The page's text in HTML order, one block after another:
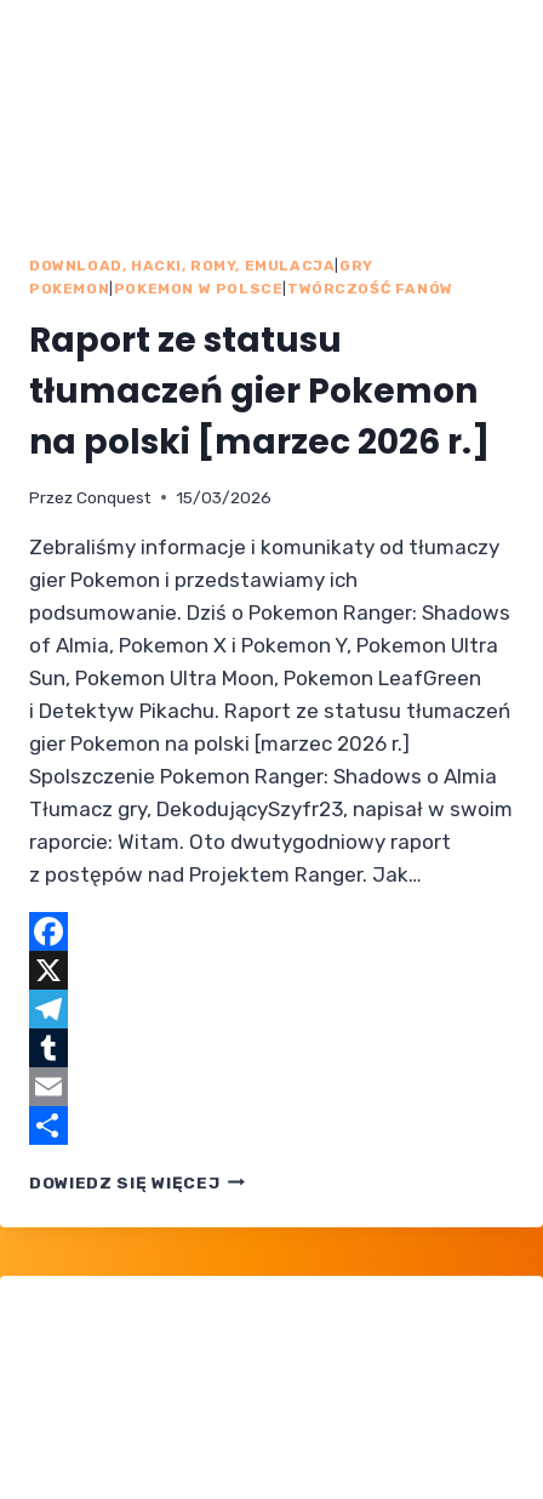
DOWNLOAD, HACKI, ROMY, EMULACJA GRY
POKEMON POKEMON W POLSCE TWÓRCZOŚĆ FANÓW
Raport ze statusu
tłumaczeń gier Pokemon
na polski [marzec 2026 r.]
Przez Conquest 15/03/2026
Zebraliśmy informacje i komunikaty od tłumaczy
gier Pokemon i przedstawiamy ich
podsumowanie. Dziś o Pokemon Ranger: Shadows
of Almia, Pokemon X i Pokemon Y, Pokemon Ultra
Sun, Pokemon Ultra Moon, Pokemon LeafGreen
i Detektyw Pikachu. Raport ze statusu tłumaczeń
gier Pokemon na polski [marzec 2026 r.]
Spolszczenie Pokemon Ranger: Shadows o Almia
Tłumacz gry, DekodującySzyfr23, napisał w swoim
raporcie: Witam. Oto dwutygodniowy raport
z postępów nad Projektem Ranger. Jak…
Facebook
X
Telegram
Tumblr
Email
DOWIEDZ SIĘ WIĘCEJRAPORT
TŁUMACZEŃ
POKEMON